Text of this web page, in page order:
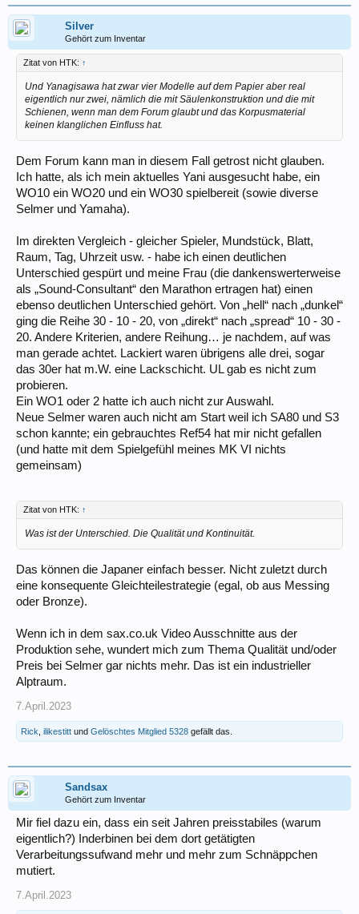
Silver
Gehört zum Inventar
Zitat von HTK: ↑
Und Yanagisawa hat zwar vier Modelle auf dem Papier aber real
eigentlich nur zwei, nämlich die mit Säulenkonstruktion und die mit
Schienen, wenn man dem Forum glaubt und das Korpusmaterial
keinen klanglichen Einfluss hat.
Dem Forum kann man in diesem Fall getrost nicht glauben.
Ich hatte, als ich mein aktuelles Yani ausgesucht habe, ein
WO10 ein WO20 und ein WO30 spielbereit (sowie diverse
Selmer und Yamaha).
Im direkten Vergleich - gleicher Spieler, Mundstück, Blatt,
Raum, Tag, Uhrzeit usw. - habe ich einen deutlichen
Unterschied gespürt und meine Frau (die dankenswerterweise
als „Sound-Consultant“ den Marathon ertragen hat) einen
ebenso deutlichen Unterschied gehört. Von „hell“ nach „dunkel“
ging die Reihe 30 - 10 - 20, von „direkt“ nach „spread“ 10 - 30 -
20. Andere Kriterien, andere Reihung… je nachdem, auf was
man gerade achtet. Lackiert waren übrigens alle drei, sogar
das 30er hat m.W. eine Lackschicht. UL gab es nicht zum
probieren.
Ein WO1 oder 2 hatte ich auch nicht zur Auswahl.
Neue Selmer waren auch nicht am Start weil ich SA80 und S3
schon kannte; ein gebrauchtes Ref54 hat mir nicht gefallen
(und hatte mit dem Spielgefühl meines MK VI nichts
gemeinsam)
Zitat von HTK: ↑
Was ist der Unterschied. Die Qualität und Kontinuität.
Das können die Japaner einfach besser. Nicht zuletzt durch
eine konsequente Gleichteilestrategie (egal, ob aus Messing
oder Bronze).
Wenn ich in dem sax.co.uk Video Ausschnitte aus der
Produktion sehe, wundert mich zum Thema Qualität und/oder
Preis bei Selmer gar nichts mehr. Das ist ein industrieller
Alptraum.
7.April.2023
Rick ilikestitt und Gelöschtes Mitglied 5328 gefällt das.
Sandsax
Gehört zum Inventar
Mir fiel dazu ein, dass ein seit Jahren preisstabiles (warum
eigentlich?) Inderbinen bei dem dort getätigten
Verarbeitungssufwand mehr und mehr zum Schnäppchen
mutiert.
7.April.2023